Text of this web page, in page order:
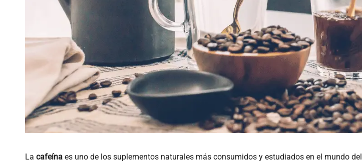
La cafeína es uno de los suplementos naturales más consumidos y estudiados en el mundo del